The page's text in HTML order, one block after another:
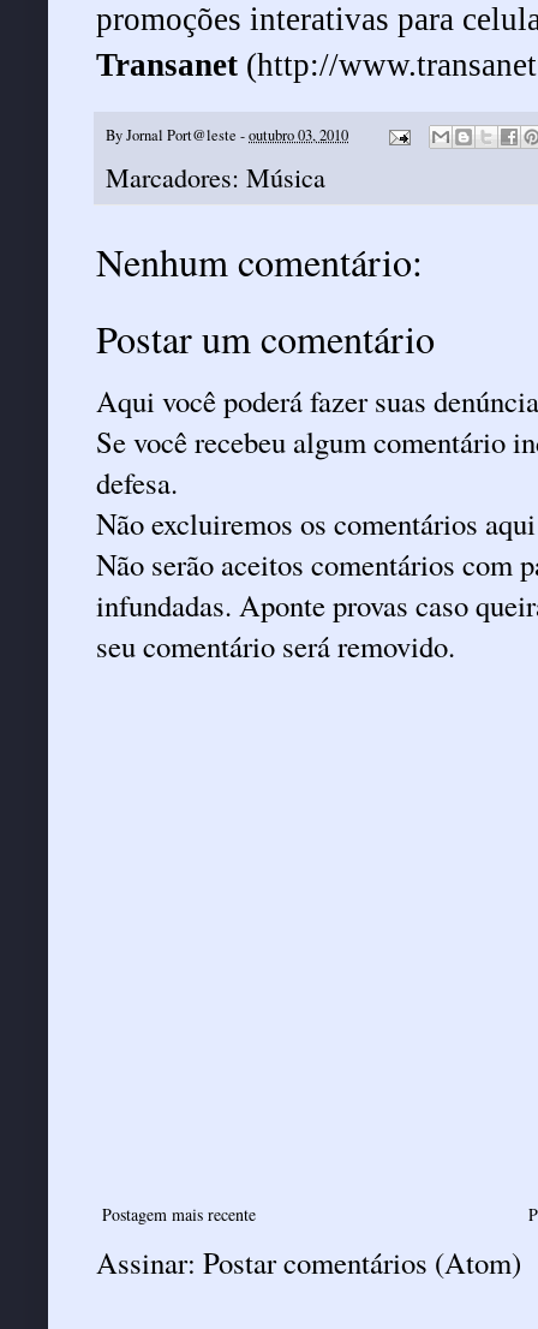
promoções interativas para
Transanet (http://
ByJornal Port@leste -outubro 03, 2010
Marcadores: Música
Nenhum comentário:
Postar um comentário
Aqui você poderá fazer suas
Se você recebeu algum comentário
defesa.
Não excluiremos os comentários
Não serão aceitos comentários com
infundadas. Aponte provas caso
seu comentário será removido.
Postagem mais recente
Assinar: Postar comentários (Atom)